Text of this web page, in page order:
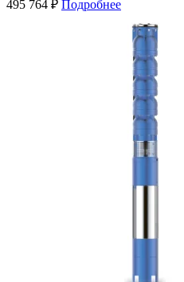
495 764 ₽ Подробнее